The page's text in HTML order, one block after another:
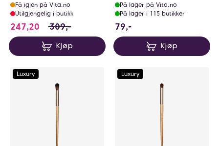
Få igjen på Vita.no
Utilgjengelig i butikk
247,20 247.2 i stedet for 309 NOK, du sparer
309,-
Kjøp
På lager på Vita.no
På lager i 115 butikker
79,-
Kjøp
Luxury Luxury